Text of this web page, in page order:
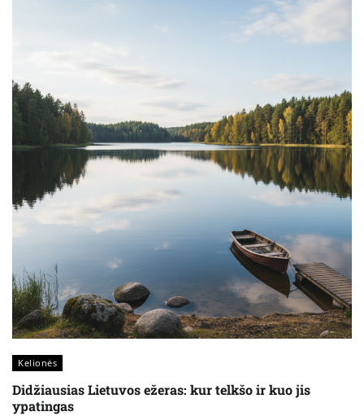
Kelionės
Didžiausias Lietuvos ežeras: kur telkšo ir kuo jis
ypatingas